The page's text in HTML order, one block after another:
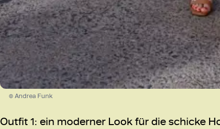
© Andrea Funk
Outfit 1: ein moderner Look für die schicke